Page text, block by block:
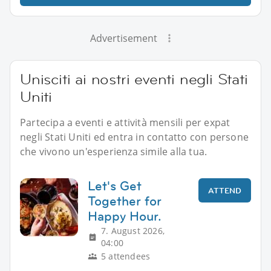
Advertisement
Unisciti ai nostri eventi negli Stati
Uniti
Partecipa a eventi e attività mensili per expat
negli Stati Uniti ed entra in contatto con persone
che vivono un'esperienza simile alla tua.
Let's Get
Together for
Happy Hour.
7. August 2026,
04:00
5 attendees
ATTEND